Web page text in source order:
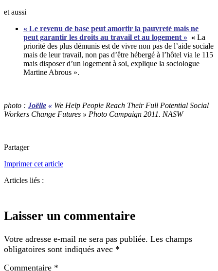
et aussi
« Le revenu de base peut amortir la pauvreté mais ne
peut garantir les droits au travail et au logement » « La
priorité des plus démunis est de vivre non pas de l’aide sociale
mais de leur travail, non pas d’être hébergé à l’hôtel via le 115
mais disposer d’un logement à soi, explique la sociologue
Martine Abrous ».
photo : Joëlle « We Help People Reach Their Full Potential Social
Workers Change Futures » Photo Campaign 2011. NASW
Partager
Imprimer cet article
Articles liés :
Laisser un commentaire
Votre adresse e-mail ne sera pas publiée. Les champs
obligatoires sont indiqués avec *
Commentaire *